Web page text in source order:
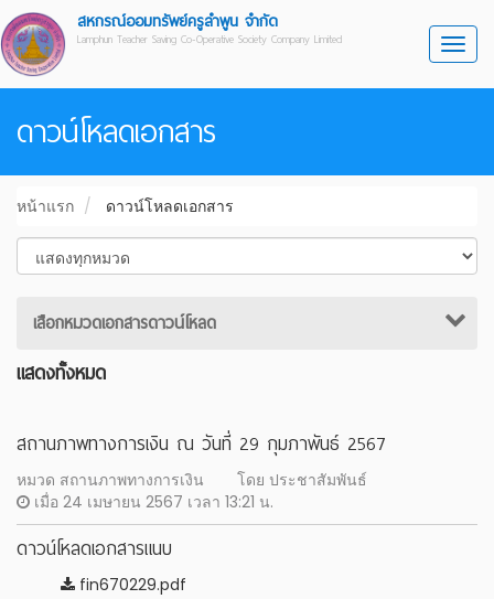
สหกรณ์ออมทรัพย์ครูลำพูน จำกัด
Lamphun Teacher Saving Co-Operative Society Company Limited
ดาวน์โหลดเอกสาร
หน้าแรก ดาวน์โหลดเอกสาร
เสือกหมวดเอกสารดาวน์โหลด
แสดงทั้งหมด
สถานภาพทางการเงิน ณ วันที่ 29 กุมภาพันธ์ 2567
หมวด สถานภาพทางการเงิน
โดย ประชาสัมพันธ์
เมื่อ 24 เมษายน 2567 เวลา 13:21 น.
ดาวน์โหลดเอกสารแนบ
fin670229.pdf